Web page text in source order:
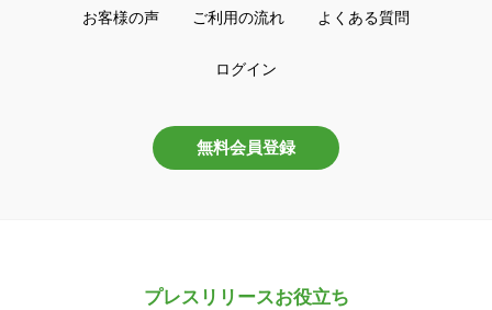
お客様の声 ご利用の流れ よくある質問
ログイン
無料会員登録
プレスリリースお役立ち